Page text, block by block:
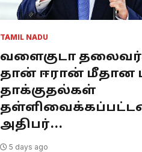
TAMIL NADU
வளைகுடா
தான் ஈரான் மீதான
தாக்குதல்கள்
அதிபர்...
5 days ago